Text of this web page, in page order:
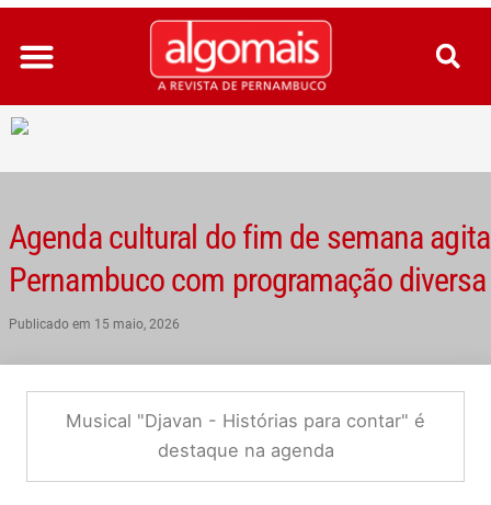
Ir
para
conteúdo
Agenda cultural do fim de semana agita
Pernambuco com programação diversa
Publicado em 15 maio, 2026
Musical "Djavan - Histórias para contar" é
destaque na agenda